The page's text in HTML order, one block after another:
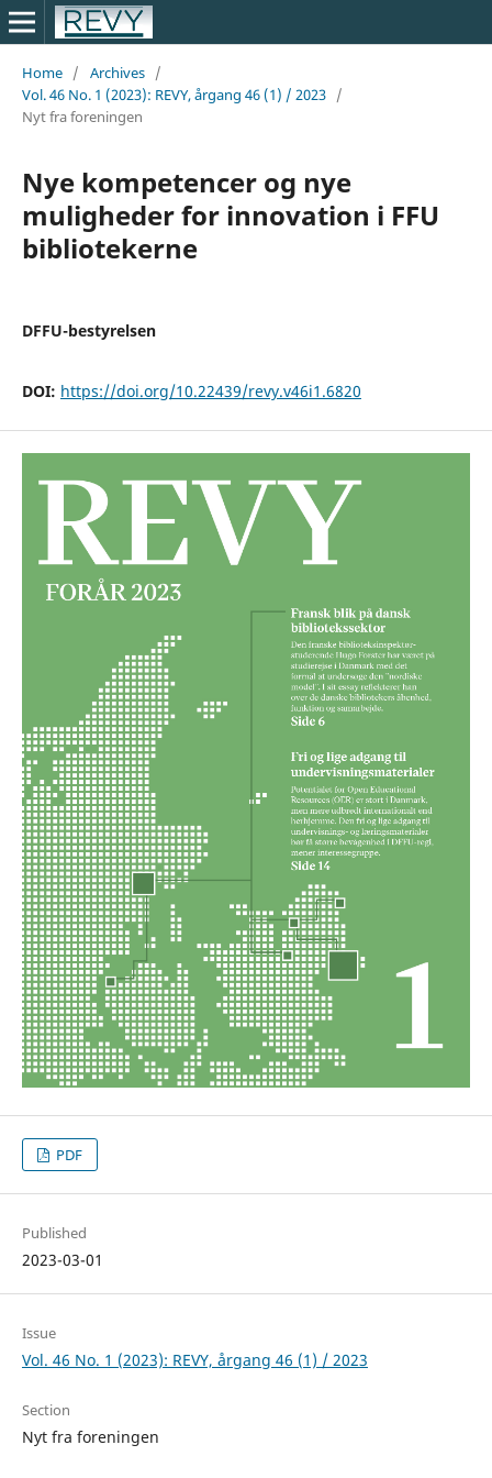
Home / Archives /
Vol. 46 No. 1 (2023): REVY, årgang 46 (1) / 2023 /
Nyt fra foreningen
Nye kompetencer og nye
muligheder for innovation i FFU
bibliotekerne
DFFU-bestyrelsen
DOI: https://doi.org/10.22439/revy.v46i1.6820
PDF
Published
2023-03-01
Issue
Vol. 46 No. 1 (2023): REVY, årgang 46 (1) / 2023
Section
Nyt fra foreningen